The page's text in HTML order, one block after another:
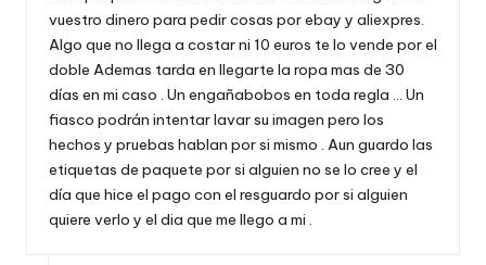
vuestro dinero para pedir cosas por ebay y aliexpres.
Algo que no llega a costar ni 10 euros te lo vende por el
doble Ademas tarda en llegarte la ropa mas de 30
días en mi caso . Un engañabobos en toda regla … Un
fiasco podrán intentar lavar su imagen pero los
hechos y pruebas hablan por si mismo . Aun guardo las
etiquetas de paquete por si alguien no se lo cree y el
día que hice el pago con el resguardo por si alguien
quiere verlo y el dia que me llego a mi .